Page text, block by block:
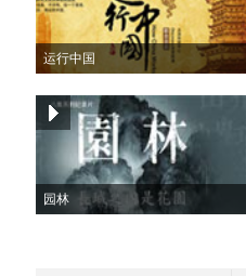
运行中国
园林